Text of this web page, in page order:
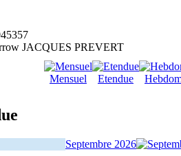
JACQUES PREVERT
Mensuel Etendue
Septembre 2026